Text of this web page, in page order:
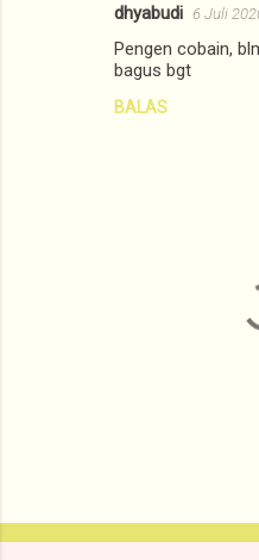
dhyabudi 6 Juli
Pengen cobain,
bagus bgt
BALAS